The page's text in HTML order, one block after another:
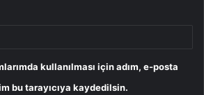
kullanılması için adım, e-posta
bu tarayıcıya kaydedilsin.